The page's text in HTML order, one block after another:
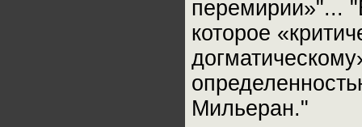
перемирии»"...
которое
Мильеран."